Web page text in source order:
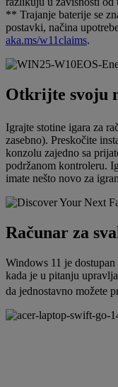
** Trajanje baterije se
postavki, načina
aka.ms/w11claims.
Otkrijte svoju
Igrajte stotine igara za
zasebno). Preskočite
konzolu zajedno sa
podržanom kontroleru.
imate nešto novo za
Računar za
Windows 11 je
kada je u pitanju
da jednostavno možete